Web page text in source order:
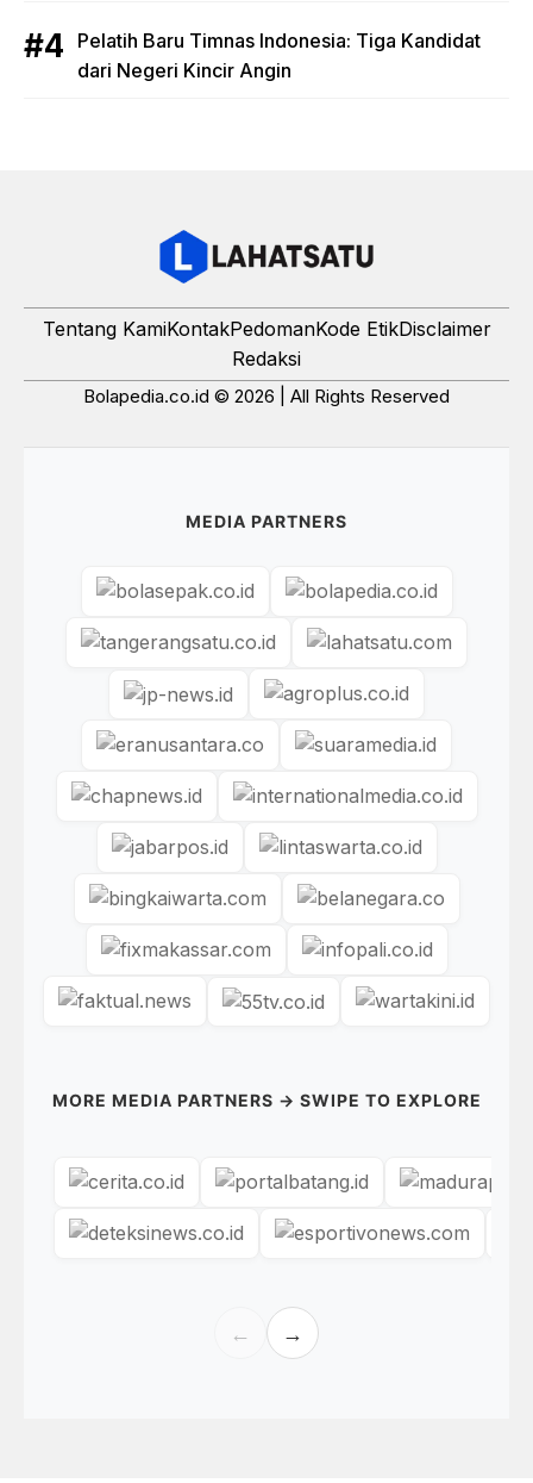
Pelatih Baru Timnas Indonesia: Tiga Kandidat
dari Negeri Kincir Angin
Tentang KamiKontakPedomanKode EtikDisclaimer
Redaksi
Bolapedia.co.id © 2026 | All Rights Reserved
MEDIA PARTNERS
MORE MEDIA PARTNERS → SWIPE TO EXPLORE
← →